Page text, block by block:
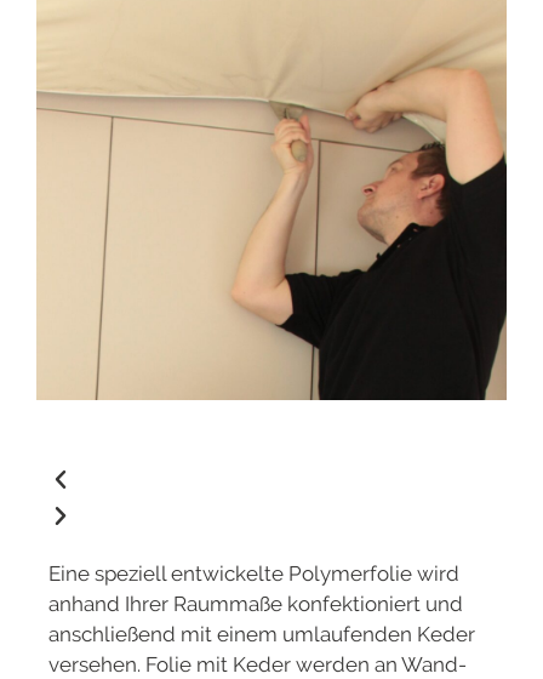
Eine speziell entwickelte Polymerfolie wird
anhand Ihrer Raummaße konfektioniert und
anschließend mit einem umlaufenden Keder
versehen. Folie mit Keder werden an Wand-